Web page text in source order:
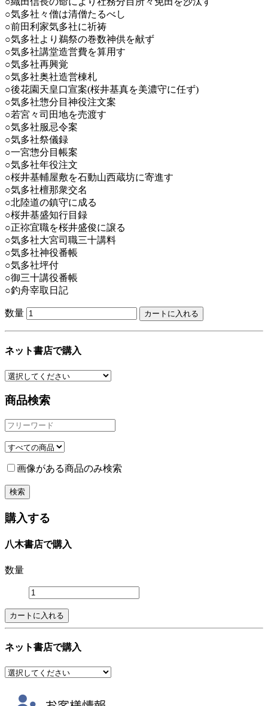
○気多社々僧は清僧たるべし
○前田利家気多社に祈祷
○気多社より鵜祭の巻数神供を献ず
○気多社講堂造営費を算用す
○気多社再興覚
○気多社奥社造営棟札
○後花園天皇口宣案(桜井基真を美濃守に任ず)
○気多社惣分目神役注文案
○若宮々司田地を売渡す
○気多社服忌令案
○気多社祭儀録
○一宮惣分目帳案
○気多社年役注文
○桜井基輔屋敷を石動山西蔵坊に寄進す
○気多社檀那衆交名
○北陸道の鎮守に成る
○桜井基盛知行目録
○正祢宜職を桜井盛俊に譲る
○気多社大宮司職三十講料
○気多社神役番帳
○気多社坪付
○御三十講役番帳
○釣舟宰取日記
数量
ネット書店で購入
商品検索
画像がある商品のみ検索
購入する
八木書店で購入
数量
ネット書店で購入